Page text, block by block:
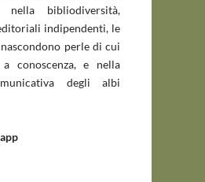
nella bibliodiversità,
indipendenti, le
perle di cui
conoscenza, e nella
degli albi